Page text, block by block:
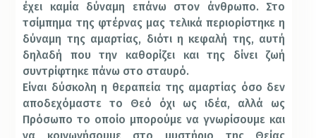
έχει καμία δύναμη επάνω στον άνθρωπο. Στο
τσίμπημα της φτέρνας μας τελικά περιορίστηκε η
δύναμη της αμαρτίας, διότι η κεφαλή της, αυτή
δηλαδή που την καθορίζει και της δίνει ζωή
συντρίφτηκε πάνω στο σταυρό.
Είναι δύσκολη η θεραπεία της αμαρτίας όσο δεν
αποδεχόμαστε το Θεό όχι ως ιδέα, αλλά ως
Πρόσωπο το οποίο μπορούμε να γνωρίσουμε και